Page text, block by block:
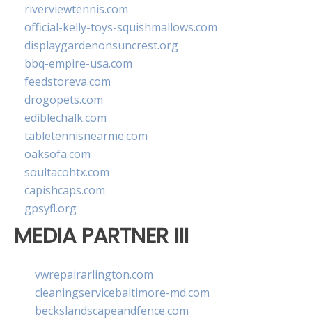
riverviewtennis.com
official-kelly-toys-squishmallows.com
displaygardenonsuncrest.org
bbq-empire-usa.com
feedstoreva.com
drogopets.com
ediblechalk.com
tabletennisnearme.com
oaksofa.com
soultacohtx.com
capishcaps.com
gpsyfl.org
MEDIA PARTNER III
vwrepairarlington.com
cleaningservicebaltimore-md.com
beckslandscapeandfence.com